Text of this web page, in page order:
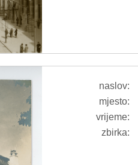
naslov:
mjesto:
vrijeme:
zbirka: